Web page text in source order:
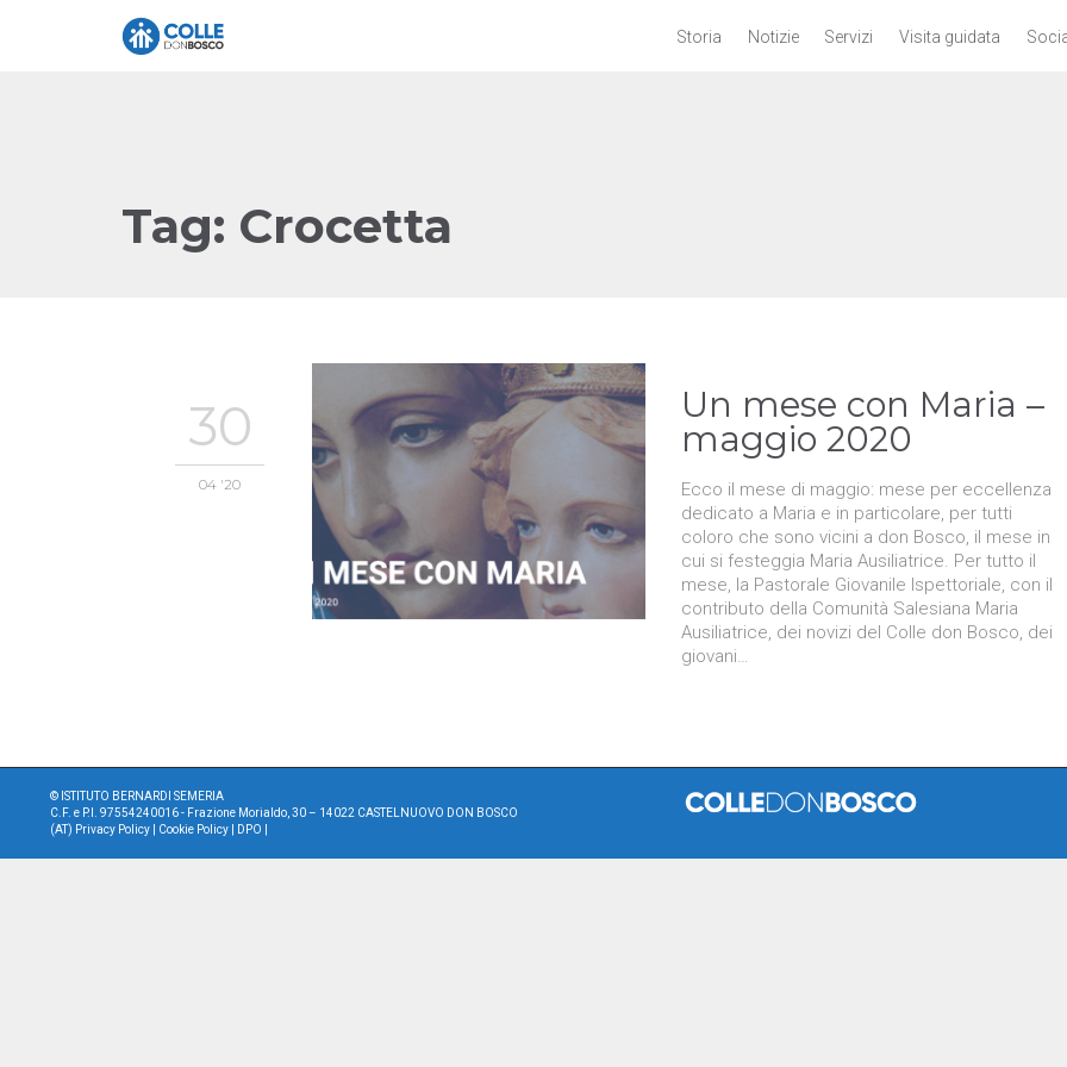
Storia Notizie Servizi Visita guidata
Tag: Crocetta
30
04 '20
Un mese con Maria –
maggio 2020
Ecco il mese di maggio: mese per eccellenza
dedicato a Maria e in particolare, per tutti
coloro che sono vicini a don Bosco, il mese in
cui si festeggia Maria Ausiliatrice. Per tutto il
mese, la Pastorale Giovanile Ispettoriale, con il
contributo della Comunità Salesiana Maria
Ausiliatrice, dei novizi del Colle don Bosco, dei
giovani…
© ISTITUTO BERNARDI SEMERIA
C.F. e P.I. 97554240016 - Frazione Morialdo, 30 – 14022 CASTELNUOVO DON BOSCO
(AT) Privacy Policy Cookie Policy DPO